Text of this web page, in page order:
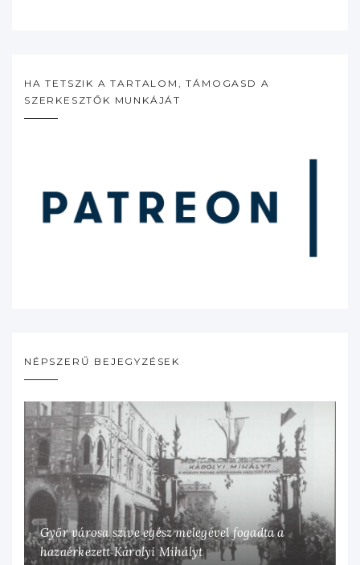
HA TETSZIK A TARTALOM, TÁMOGASD A
SZERKESZTŐK MUNKÁJÁT
NÉPSZERŰ BEJEGYZÉSEK
Győr városa szíve egész melegével fogadta a
hazaérkezett Károlyi Mihályt